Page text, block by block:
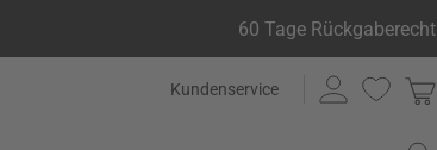
60 Tage Rückgaberecht
Kundenservice